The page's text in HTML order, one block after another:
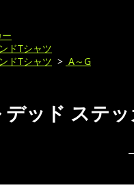
ドTシャツ
ドTシャツ > A～G
デッド ステ